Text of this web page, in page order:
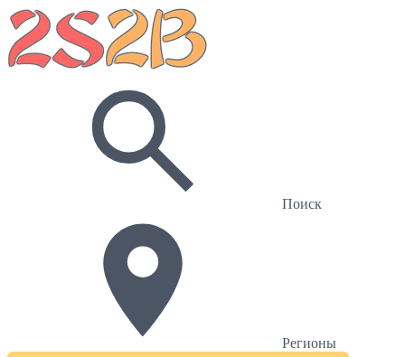
Поиск
Регионы